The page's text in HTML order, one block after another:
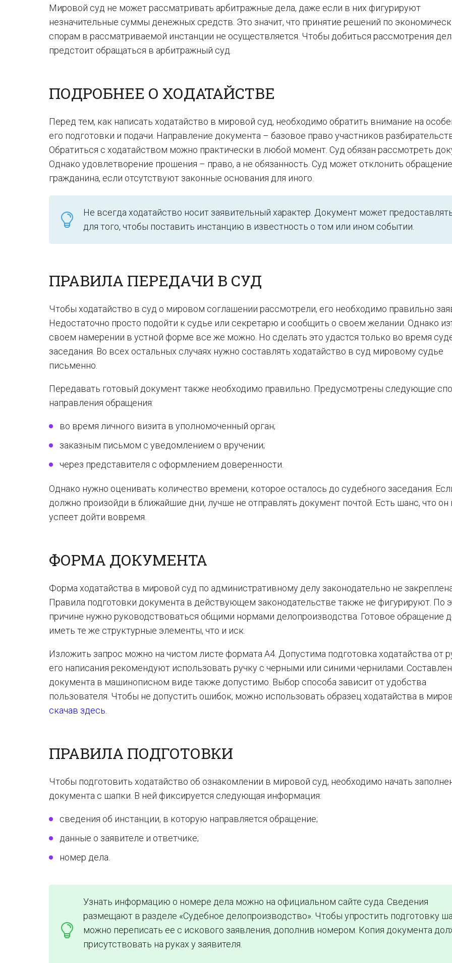
Мировой суд не может рассматривать арбитражные дела, даже если в них фигурируют
незначительные суммы денежных средств. Это значит, что принятие решений по
спорам в рассматриваемой инстанции не осуществляется. Чтобы добиться рассмотрения
предстоит обращаться в арбитражный суд.
ПОДРОБНЕЕ О ХОДАТАЙСТВЕ
Перед тем, как написать ходатайство в мировой суд, необходимо обратить внимание на
его подготовки и подачи. Направление документа – базовое право участников
Обратиться с ходатайством можно практически в любой момент. Суд обязан рассмотреть
Однако удовлетворение прошения – право, а не обязанность. Суд может отклонить обращение
гражданина, если отсутствуют законные основания для иного.
Не всегда ходатайство носит заявительный характер. Документ может
для того, чтобы поставить инстанцию в известность о том или ином событии.
ПРАВИЛА ПЕРЕДАЧИ В СУД
Чтобы ходатайство в суд о мировом соглашении рассмотрели, его необходимо правильно
Недостаточно просто подойти к судье или секретарю и сообщить о своем желании. Однако
своем намерении в устной форме все же можно. Но сделать это удастся только во время
заседания. Во всех остальных случаях нужно составлять ходатайство в суд мировому судье
письменно.
Передавать готовый документ также необходимо правильно. Предусмотрены следующие
направления обращения:
во время личного визита в уполномоченный орган;
заказным письмом с уведомлением о вручении;
через представителя с оформлением доверенности.
Однако нужно оценивать количество времени, которое осталось до судебного заседания.
должно произойди в ближайшие дни, лучше не отправлять документ почтой. Есть шанс, что он
успеет дойти вовремя.
ФОРМА ДОКУМЕНТА
Форма ходатайства в мировой суд по административному делу законодательно не
Правила подготовки документа в действующем законодательстве также не фигурируют. По
причине нужно руководствоваться общими нормами делопроизводства. Готовое обращение
иметь те же структурные элементы, что и иск.
Изложить запрос можно на чистом листе формата А4. Допустима подготовка ходатайства от
его написания рекомендуют использовать ручку с черными или синими чернилами.
документа в машинописном виде также допустимо. Выбор способа зависит от удобства
пользователя. Чтобы не допустить ошибок, можно использовать образец ходатайства в
скачав здесь.
ПРАВИЛА ПОДГОТОВКИ
Чтобы подготовить ходатайство об ознакомлении в мировой суд, необходимо начать
документа с шапки. В ней фиксируется следующая информация:
сведения об инстанции, в которую направляется обращение;
данные о заявителе и ответчике;
номер дела.
Узнать информацию о номере дела можно на официальном сайте суда. Сведения
размещают в разделе «Судебное делопроизводство». Чтобы упростить подготовку
можно переписать ее с искового заявления, дополнив номером. Копия документа
присутствовать на руках у заявителя.